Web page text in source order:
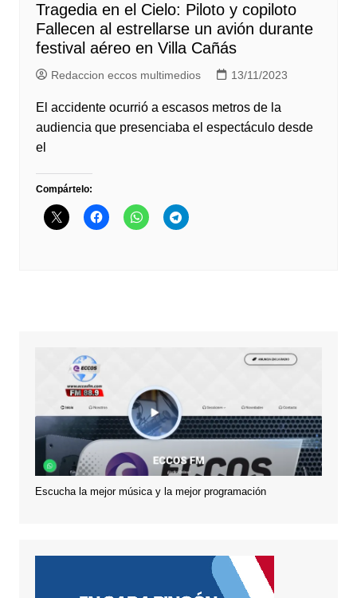
Tragedia en el Cielo: Piloto y copiloto
Fallecen al estrellarse un avión durante
festival aéreo en Villa Cañás
Redaccion eccos multimedios 13/11/2023
El accidente ocurrió a escasos metros de la
audiencia que presenciaba el espectáculo desde
el
Compártelo:
Escucha la mejor música y la mejor programación